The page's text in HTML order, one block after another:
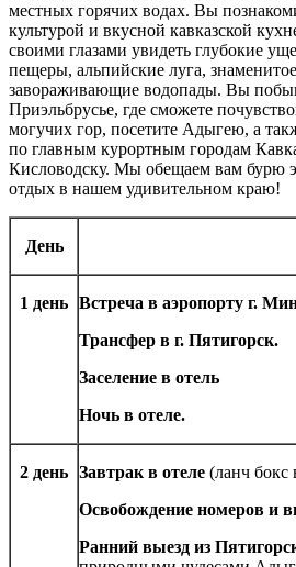
местных горячих водах. Вы
культурой и вкусной кавказской
своими глазами увидеть глубокие
пещеры, альпийские луга,
завораживающие водопады. Вы
Приэльбрусье, где сможете
могучих гор, посетите Адыгею, а
по главным курортным городам
Кисловодску. Мы обещаем вам бурю
отдых в нашем удивительном краю!
День
1 день Встреча в аэропорту г.
Трансфер в г. Пятигорск.
Заселение в отель
Ночь в отеле.
2 день Завтрак в отеле (ланч бокс
Освобождение номеров и
Ранний выезд из